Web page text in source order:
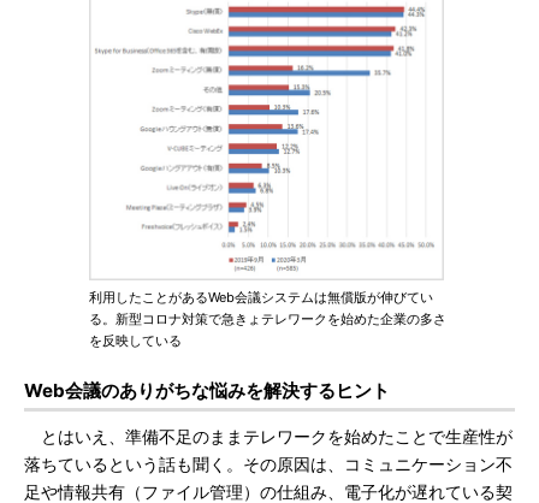
利用したことがあるWeb会議システムは無償版が伸びてい
る。新型コロナ対策で急きょテレワークを始めた企業の多さ
を反映している
Web会議のありがちな悩みを解決するヒント
とはいえ、準備不足のままテレワークを始めたことで生産性が
落ちているという話も聞く。その原因は、コミュニケーション不
足や情報共有（ファイル管理）の仕組み、電子化が遅れている契